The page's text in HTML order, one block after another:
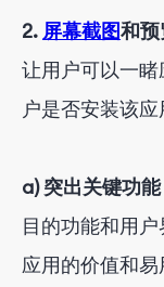
2. 屏幕截图和
让用户可以一
户是否安装该应
a) 突出关键功能
目的功能和用
应用的价值和易